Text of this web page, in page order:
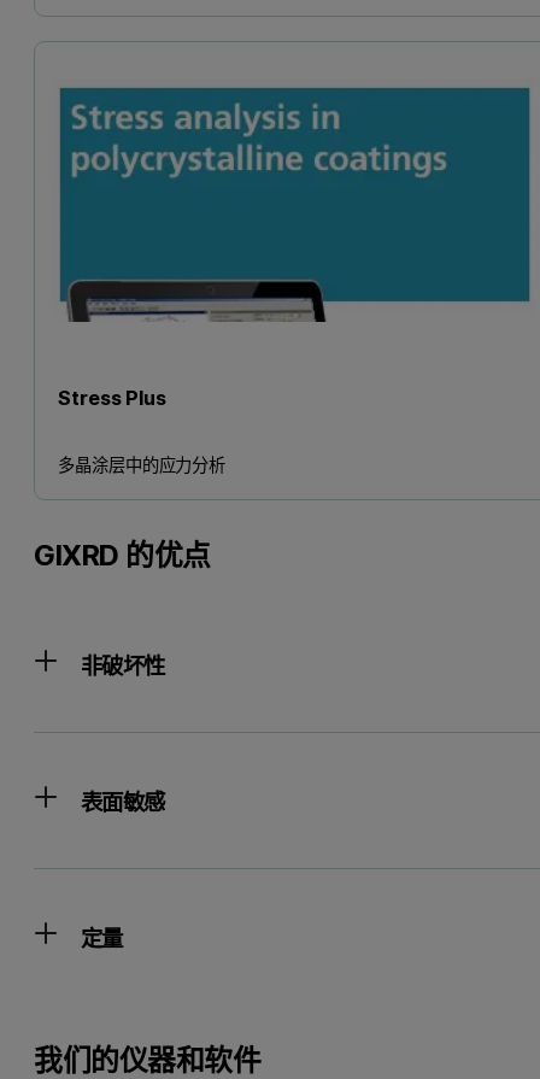
Stress Plus
多晶涂层中的应力分析
GIXRD 的优点
非破坏性
表面敏感
定量
我们的仪器和软件